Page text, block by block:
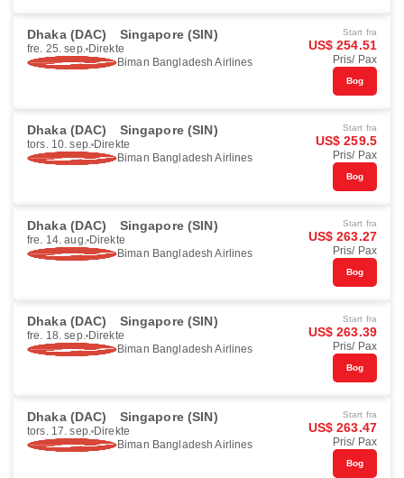
Dhaka (DAC) Singapore (SIN)
fre. 25. sep. Direkte
Biman Bangladesh Airlines
Start fra
US$ 254.51
Pris/ Pax
Bog
Dhaka (DAC) Singapore (SIN)
tors. 10. sep. Direkte
Biman Bangladesh Airlines
Start fra
US$ 259.5
Pris/ Pax
Bog
Dhaka (DAC) Singapore (SIN)
fre. 14. aug. Direkte
Biman Bangladesh Airlines
Start fra
US$ 263.27
Pris/ Pax
Bog
Dhaka (DAC) Singapore (SIN)
fre. 18. sep. Direkte
Biman Bangladesh Airlines
Start fra
US$ 263.39
Pris/ Pax
Bog
Dhaka (DAC) Singapore (SIN)
tors. 17. sep. Direkte
Biman Bangladesh Airlines
Start fra
US$ 263.47
Pris/ Pax
Bog